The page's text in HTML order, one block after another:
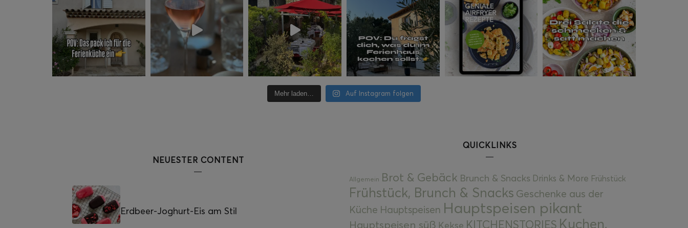
Mehr laden… Auf Instagram folgen
NEUESTER CONTENT
Erdbeer-Joghurt-Eis am Stil
QUICKLINKS
Allgemein Brot & Gebäck Brunch & Snacks Drinks & More Frühstück
Frühstück, Brunch & Snacks Geschenke aus der
Küche Hauptspeisen Hauptspeisen pikant
Hauptspeisen süß Kekse KITCHENSTORIES Kuchen,